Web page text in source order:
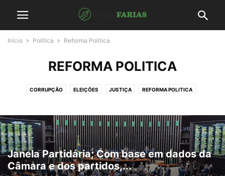
Início Política Reforma Politica
REFORMA POLITICA
CORRUPÇÃO ELEIÇÕES JUSTIÇA REFORMA POLITICA
Janela Partidária; Com base em dados da
Câmara e dos partidos,...